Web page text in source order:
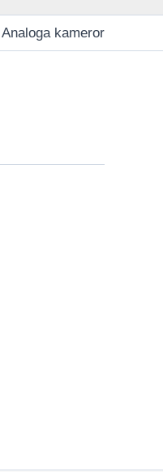
Analoga kameror